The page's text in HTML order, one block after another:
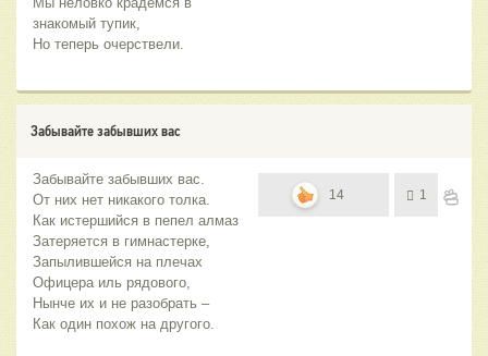
знакомый тупик,
Но теперь очерствели.
Забывайте забывших вас
Забывайте забывших вас.
От них нет никакого толка.
Как истершийся в пепел алмаз
Затеряется в гимнастерке,
Запылившейся на плечах
Офицера иль рядового,
Нынче их и не разобрать –
Как один похож на другого.
14 1